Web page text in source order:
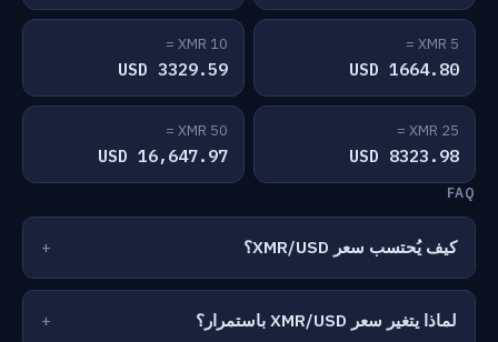
5 XMR =
1664.80 USD
10 XMR =
3329.59 USD
25 XMR =
8323.98 USD
50 XMR =
16,647.97 USD
FAQ
كيف يُحتسب سعر XMR/USD؟
لماذا يتغير سعر XMR/USD باستمرار؟